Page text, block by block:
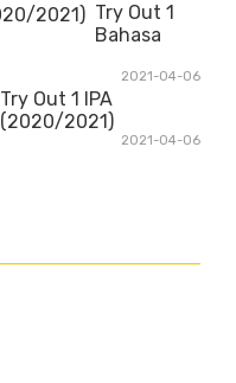
Try Out 1
Bahasa
2021-04-06
Try Out 1 IPA
(2020/2021)
2021-04-06